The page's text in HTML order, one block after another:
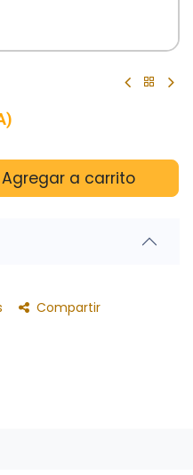
Agregar a carrito
Compartir